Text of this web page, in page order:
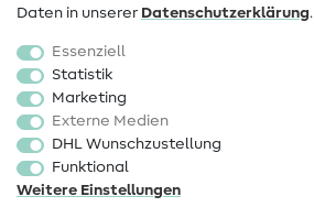
Sale
Schnittmuster
Daten in unserer Daten­schutz­erklärung.
Essenziell
Statistik
Marketing
Externe Medien
DHL Wunschzustellung
Funktional
Weitere Einstellungen